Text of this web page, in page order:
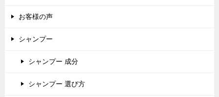
お客様の声
シャンプー
シャンプー 成分
シャンプー 選び方